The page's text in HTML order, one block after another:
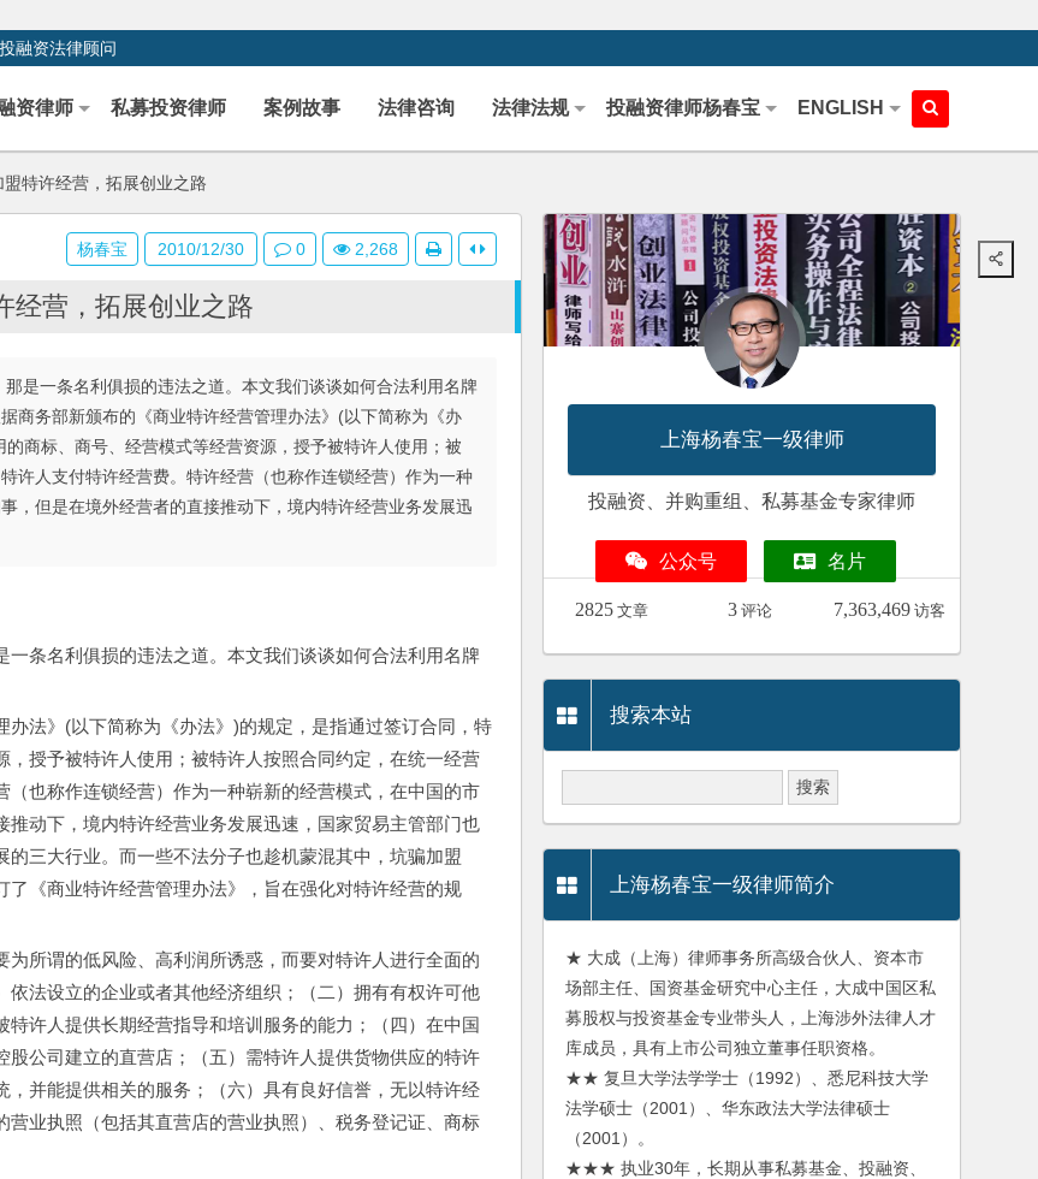
融资法律顾问
资律师 私募投资律师 案例故事 法律咨询 法律法规 投融资律师杨春宝 ENGLISH
特许经营，拓展创业之路
经营，拓展创业之路
是一条名利俱损的违法之道。本文我们谈谈如何合法利用名牌
商务部新颁布的《商业特许经营管理办法》(以下简称为《办
商标、商号、经营模式等经营资源，授予被特许人使用；被
许人支付特许经营费。特许经营（也称作连锁经营）作为一种
，但是在境外经营者的直接推动下，境内特许经营业务发展迅
条名利俱损的违法之道。本文我们谈谈如何合法利用名牌
法》(以下简称为《办法》)的规定，是指通过签订合同，特
授予被特许人使用；被特许人按照合同约定，在统一经营
也称作连锁经营）作为一种崭新的经营模式，在中国的市
动下，境内特许经营业务发展迅速，国家贸易主管部门也
三大行业。而一些不法分子也趁机蒙混其中，坑骗加盟
《商业特许经营管理办法》，旨在强化对特许经营的规
所谓的低风险、高利润所诱惑，而要对特许人进行全面的
法设立的企业或者其他经济组织；（二）拥有有权许可他
许人提供长期经营指导和培训服务的能力；（四）在中国
公司建立的直营店；（五）需特许人提供货物供应的特许
并能提供相关的服务；（六）具有良好信誉，无以特许经
业执照（包括其直营店的营业执照）、税务登记证、商标
杨春宝 2010/12/30 0 2,268
上海杨春宝一级律师
投融资、并购重组、私募基金专家律师
公众号 名片
2825 文章 3 评论 7,363,469 访客
搜索本站
上海杨春宝一级律师简介
★ 大成（上海）律师事务所高级合伙人、资本市
场部主任、国资基金研究中心主任，大成中国区私
募股权与投资基金专业带头人，上海涉外法律人才
库成员，具有上市公司独立董事任职资格。
★★ 复旦大学法学学士（1992）、悉尼科技大学
法学硕士（2001）、华东政法大学法律硕士
（2001）。
★★★ 执业30年，长期从事私募基金、投融资、